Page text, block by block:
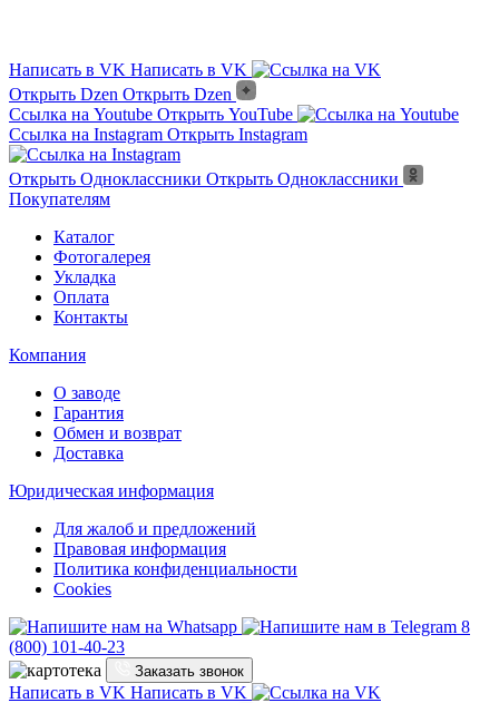
Написать в VK Написать в VK
Открыть Dzen Открыть Dzen
Ссылка на Youtube Открыть YouTube
Ссылка на Instagram Открыть Instagram
Открыть Одноклассники Открыть Одноклассники
Покупателям
Каталог
Фотогалерея
Укладка
Оплата
Контакты
Компания
О заводе
Гарантия
Обмен и возврат
Доставка
Юридическая информация
Для жалоб и предложений
Правовая информация
Политика конфиденциальности
Cookies
8
(800) 101-40-23
Заказать звонок
Написать в VK Написать в VK